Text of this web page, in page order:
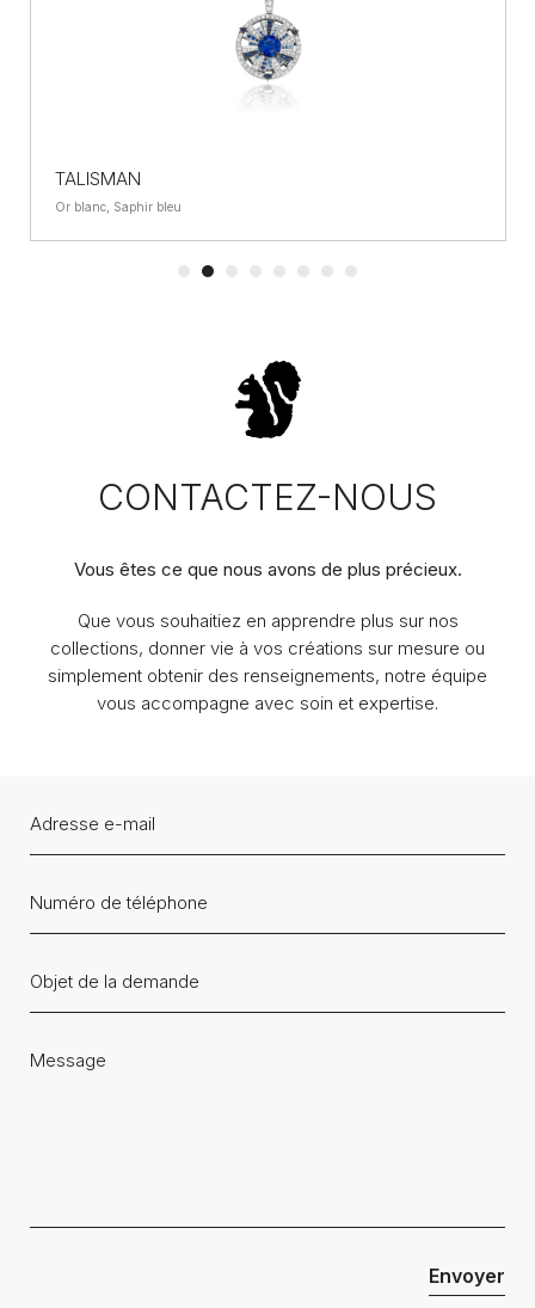
TALISMAN
Or blanc, Saphir bleu
CONTACTEZ-NOUS
Vous êtes ce que nous avons de plus précieux.
Que vous souhaitiez en apprendre plus sur nos
collections, donner vie à vos créations sur mesure ou
simplement obtenir des renseignements, notre équipe
vous accompagne avec soin et expertise.